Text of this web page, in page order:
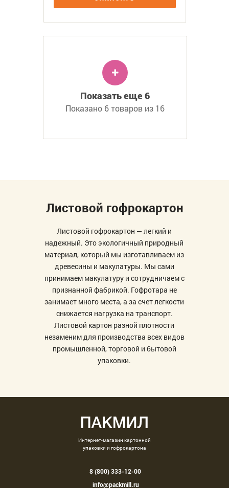
Показать еще 6
Показано 6 товаров из 16
Листовой гофрокартон
Листовой гофрокартон — легкий и
надежный. Это экологичный природный
материал, который мы изготавливаем из
древесины и макулатуры. Мы сами
принимаем макулатуру и сотрудничаем с
признанной фабрикой. Гофротара не
занимает много места, а за счет легкости
снижается нагрузка на транспорт.
Листовой картон разной плотности
незаменим для производства всех видов
промышленной, торговой и бытовой
упаковки.
Интернет-магазин картонной
упаковки и гофрокартона
8 (800) 333-12-00
info@packmill.ru